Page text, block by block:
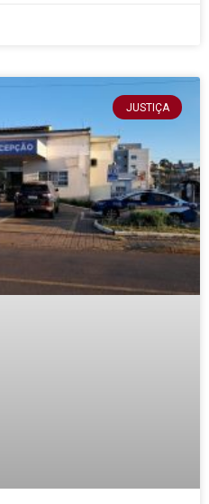
JUSTIÇA